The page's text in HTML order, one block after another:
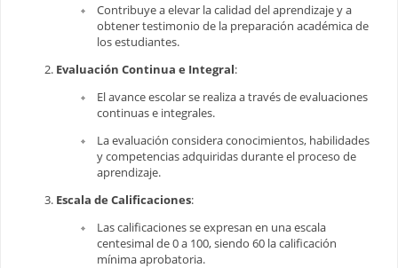
Contribuye a elevar la calidad del aprendizaje y a
obtener testimonio de la preparación académica de
los estudiantes.
Evaluación Continua e Integral:
El avance escolar se realiza a través de evaluaciones
continuas e integrales.
La evaluación considera conocimientos, habilidades
y competencias adquiridas durante el proceso de
aprendizaje.
Escala de Calificaciones:
Las calificaciones se expresan en una escala
centesimal de 0 a 100, siendo 60 la calificación
mínima aprobatoria.